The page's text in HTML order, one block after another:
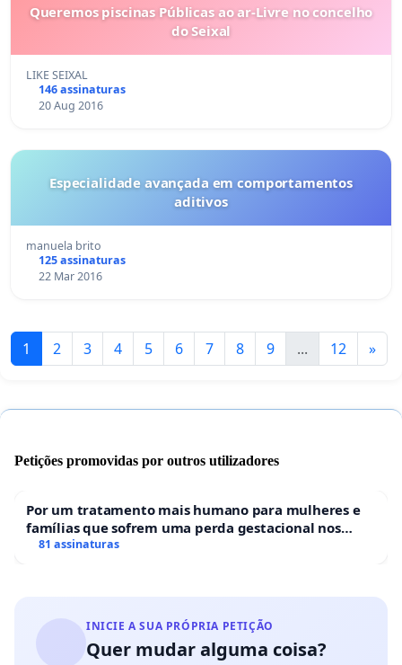
Queremos piscinas Públicas ao ar-Livre no concelho
do Seixal
LIKE SEIXAL
146 assinaturas
20 Aug 2016
Especialidade avançada em comportamentos
aditivos
manuela brito
125 assinaturas
22 Mar 2016
1 2 3 4 5 6 7 8 9 ... 12 »
Petições promovidas por outros utilizadores
Por um tratamento mais humano para mulheres e
famílias que sofrem uma perda gestacional nos
hospitais portugueses
81 assinaturas
INICIE A SUA PRÓPRIA PETIÇÃO
Quer mudar alguma coisa?